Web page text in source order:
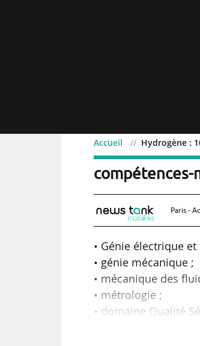
Accueil Hydrogène :
Hydrogène :
Paris -
• Génie électrique
• génie mécanique ;
• mécanique des
• métrologie ;
• domaine Qualité